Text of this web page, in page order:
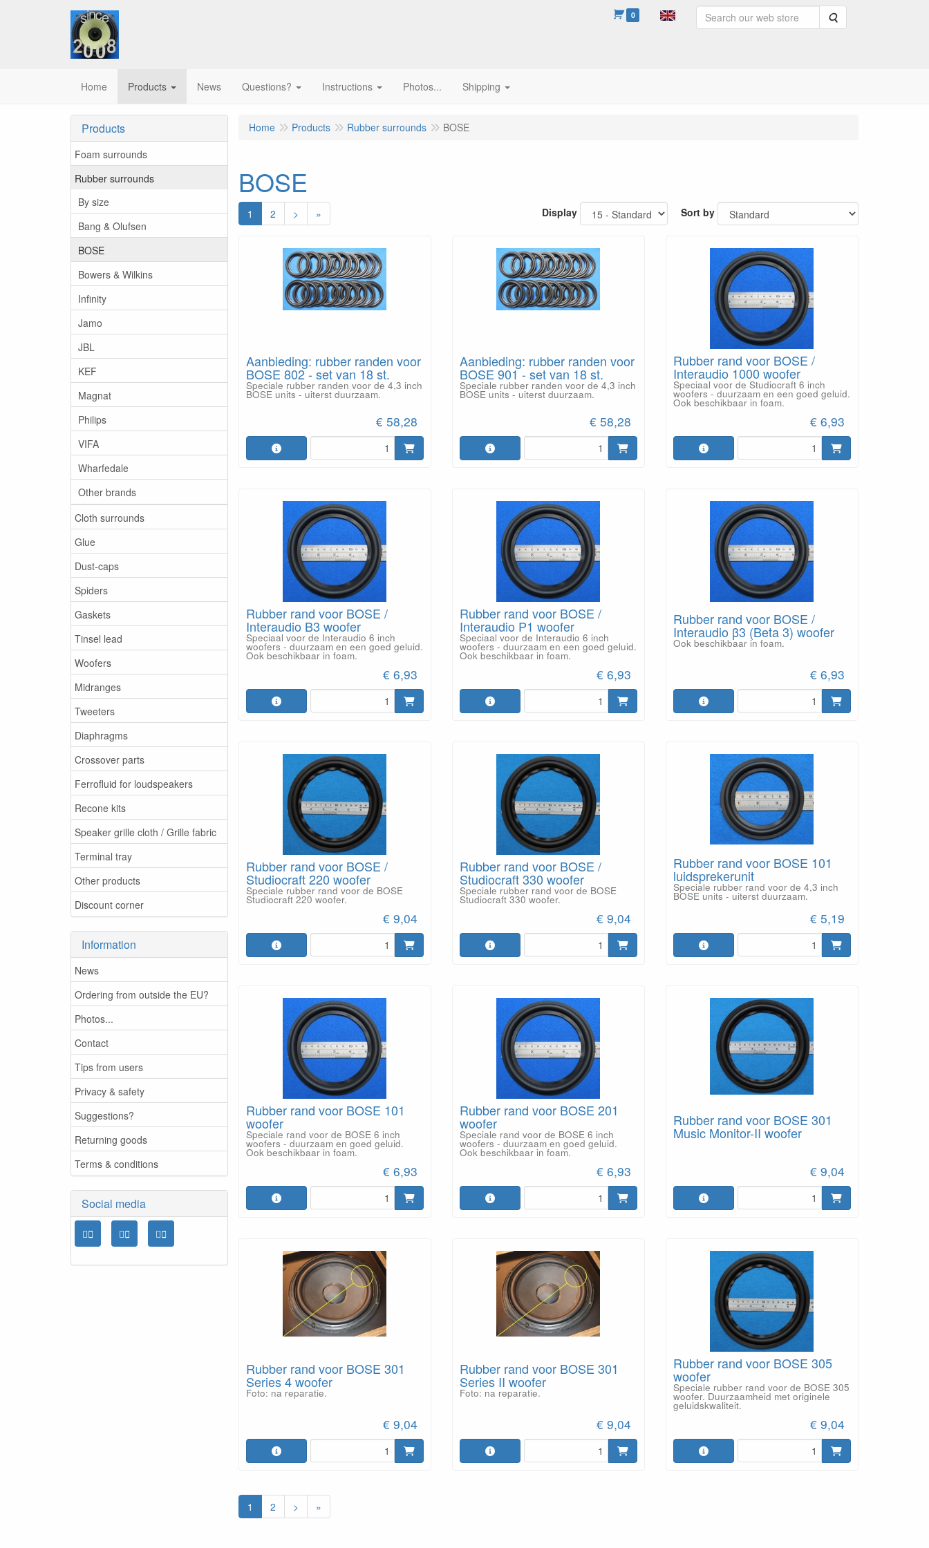
0 Search
Home Products News Questions? Instructions Photos... Shipping
Products
Foam surrounds
Rubber surrounds
By size
Bang & Olufsen
BOSE
Bowers & Wilkins
Infinity
Jamo
JBL
KEF
Magnat
Philips
VIFA
Wharfedale
Other brands
Cloth surrounds
Glue
Dust-caps
Spiders
Gaskets
Tinsel lead
Woofers
Midranges
Tweeters
Diaphragms
Crossover parts
Ferrofluid for loudspeakers
Recone kits
Speaker grille cloth / Grille fabric
Terminal tray
Other products
Discount corner
Information
News
Ordering from outside the EU?
Photos...
Contact
Tips from users
Privacy & safety
Suggestions?
Returning goods
Terms & conditions
Social media
Home Products Rubber surrounds BOSE
BOSE
1 2 > » Display Sort by
Aanbieding: rubber randen voor
BOSE 802 - set van 18 st.
Speciale rubber randen voor de 4,3 inch
BOSE units - uiterst duurzaam.
€ 58,28
Aanbieding: rubber randen voor
BOSE 901 - set van 18 st.
Speciale rubber randen voor de 4,3 inch
BOSE units - uiterst duurzaam.
€ 58,28
Rubber rand voor BOSE /
Interaudio 1000 woofer
Speciaal voor de Studiocraft 6 inch
woofers - duurzaam en een goed geluid.
Ook beschikbaar in foam.
€ 6,93
Rubber rand voor BOSE /
Interaudio B3 woofer
Speciaal voor de Interaudio 6 inch
woofers - duurzaam en een goed geluid.
Ook beschikbaar in foam.
€ 6,93
Rubber rand voor BOSE /
Interaudio P1 woofer
Speciaal voor de Interaudio 6 inch
woofers - duurzaam en een goed geluid.
Ook beschikbaar in foam.
€ 6,93
Rubber rand voor BOSE /
Interaudio β3 (Beta 3) woofer
Ook beschikbaar in foam.
€ 6,93
Rubber rand voor BOSE /
Studiocraft 220 woofer
Speciale rubber rand voor de BOSE
Studiocraft 220 woofer.
€ 9,04
Rubber rand voor BOSE /
Studiocraft 330 woofer
Speciale rubber rand voor de BOSE
Studiocraft 330 woofer.
€ 9,04
Rubber rand voor BOSE 101
luidsprekerunit
Speciale rubber rand voor de 4,3 inch
BOSE units - uiterst duurzaam.
€ 5,19
Rubber rand voor BOSE 101
woofer
Speciale rand voor de BOSE 6 inch
woofers - duurzaam en goed geluid.
Ook beschikbaar in foam.
€ 6,93
Rubber rand voor BOSE 201
woofer
Speciale rand voor de BOSE 6 inch
woofers - duurzaam en goed geluid.
Ook beschikbaar in foam.
€ 6,93
Rubber rand voor BOSE 301
Music Monitor-II woofer
€ 9,04
Rubber rand voor BOSE 301
Series 4 woofer
Foto: na reparatie.
€ 9,04
Rubber rand voor BOSE 301
Series II woofer
Foto: na reparatie.
€ 9,04
Rubber rand voor BOSE 305
woofer
Speciale rubber rand voor de BOSE 305
woofer. Duurzaamheid met originele
geluidskwaliteit.
€ 9,04
1 2 > »